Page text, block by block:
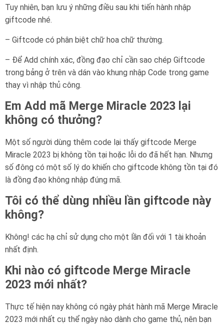
Tuy nhiên, bạn lưu ý những điều sau khi tiến hành nhập
giftcode nhé.
– Giftcode có phân biệt chữ hoa chữ thường.
– Để Add chính xác, đồng đạo chỉ cần sao chép Giftcode
trong bảng ở trên và dán vào khung nhập Code trong game
thay vì nhập thủ công.
Em Add mã Merge Miracle 2023 lại
không có thưởng?
Một số người dùng thêm code lại thấy giftcode Merge
Miracle 2023 bị không tồn tại hoặc lỗi do đã hết hạn. Nhưng
số đông có một số lý do khiến cho giftcode không tồn tại đó
là đồng đạo không nhập đúng mã.
Tôi có thể dùng nhiều lần giftcode này
không?
Không! các hạ chỉ sử dụng cho một lần đối với 1 tài khoản
nhất định.
Khi nào có giftcode Merge Miracle
2023 mới nhất?
Thực tế hiện nay không có ngày phát hành mã Merge Miracle
2023 mới nhất cụ thể ngày nào dành cho game thủ, nên bạn